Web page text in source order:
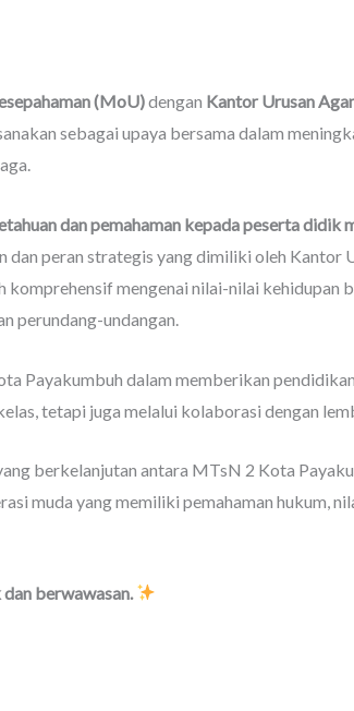
(MoU)dengan Kantor Urusan
sebagai upaya bersama dalam
dan pemahaman kepada peserta didik
dan peran strategis yang dimiliki oleh Kantor
mengenai nilai-nilai kehidupan
perundang-undangan.
Payakumbuh dalam memberikan
tetapi juga melalui kolaborasi dengan
berkelanjutan antara MTsN 2 Kota
muda yang memiliki pemahaman hukum,
berwawasan.